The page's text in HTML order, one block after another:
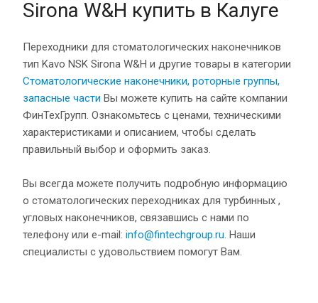
Sirona W&H купить в Калуге
Переходники для стоматологических наконечников
тип Kavo NSK Sirona W&H и другие товары в категории
Стоматологические наконечники, роторные группы,
запасные части Вы можете купить на сайте компании
ФинТехГрупп. Ознакомьтесь с ценами, техническими
характеристиками и описанием, чтобы сделать
правильный выбор и оформить заказ.
Вы всегда можете получить подробную информацию
о стоматологических переходниках для турбинных ,
угловых наконечников, связавшись с нами по
телефону или e-mail: info@fintechgroup.ru. Наши
специалисты с удовольствием помогут Вам.